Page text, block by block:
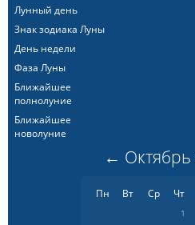
Лунный день
Знак зодиака Луны
День недели
Фаза Луны
Ближайшее
полнолуние
Ближайшее
новолуние
← Октябрь
Пн Вт Ср Чт
1